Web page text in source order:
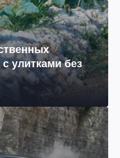
улитками без